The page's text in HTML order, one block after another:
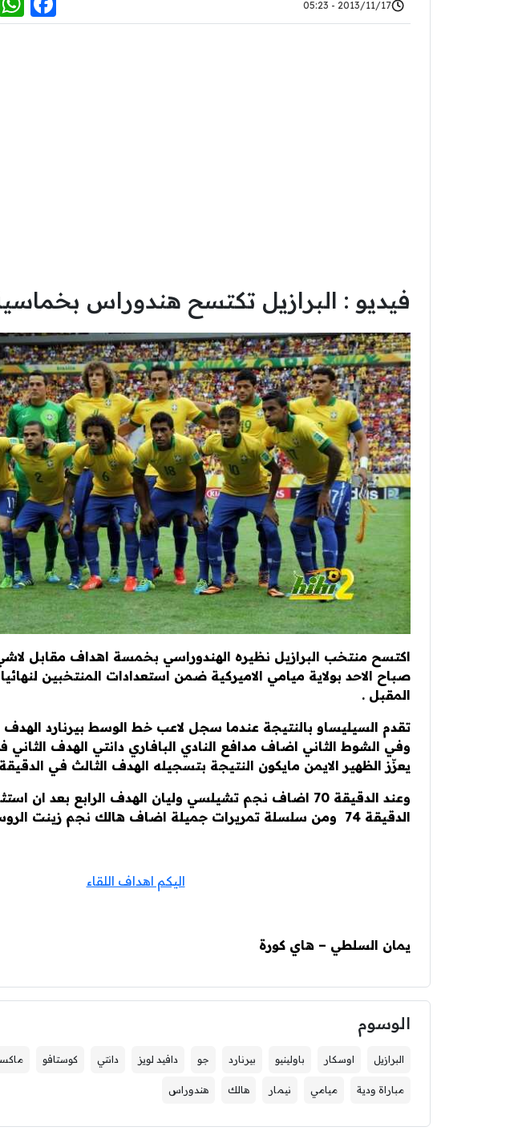
2013/11/17 - 05:23
فيديو : البرازيل تكتسح هندوراس
اكتسح منتخب البرازيل نظيره الهندوراسي بخمسة اهداف مقابل
صباح الاحد بولاية ميامي الاميركية ضمن استعدادات المنتخبين
المقبل .
يعزّز الظهير الايمن مايكون النتيجة بتسجيله الهدف الثالث في الدقيقة 66 .
وعند الدقيقة 70 اضاف نجم تشيلسي وليان الهدف الرابع بعد ان
الدقيقة 74 ومن سلسلة تمريرات جميلة اضاف هالك نجم زينت الروسي الهدف الخامس .
اليكم اهداف اللقاء
يمان السلطي – هاي كورة
الوسوم
البرازيل اوسكار باولينيو بيرنارد جو دافيد لويز دانتي كوستافو
مباراة ودية ميامي نيمار هالك هندوراس